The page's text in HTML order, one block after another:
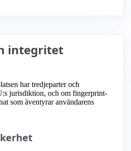
integritet
har tredjeparter och
jurisdiktion, och om fingerprint-
som äventyrar användarens